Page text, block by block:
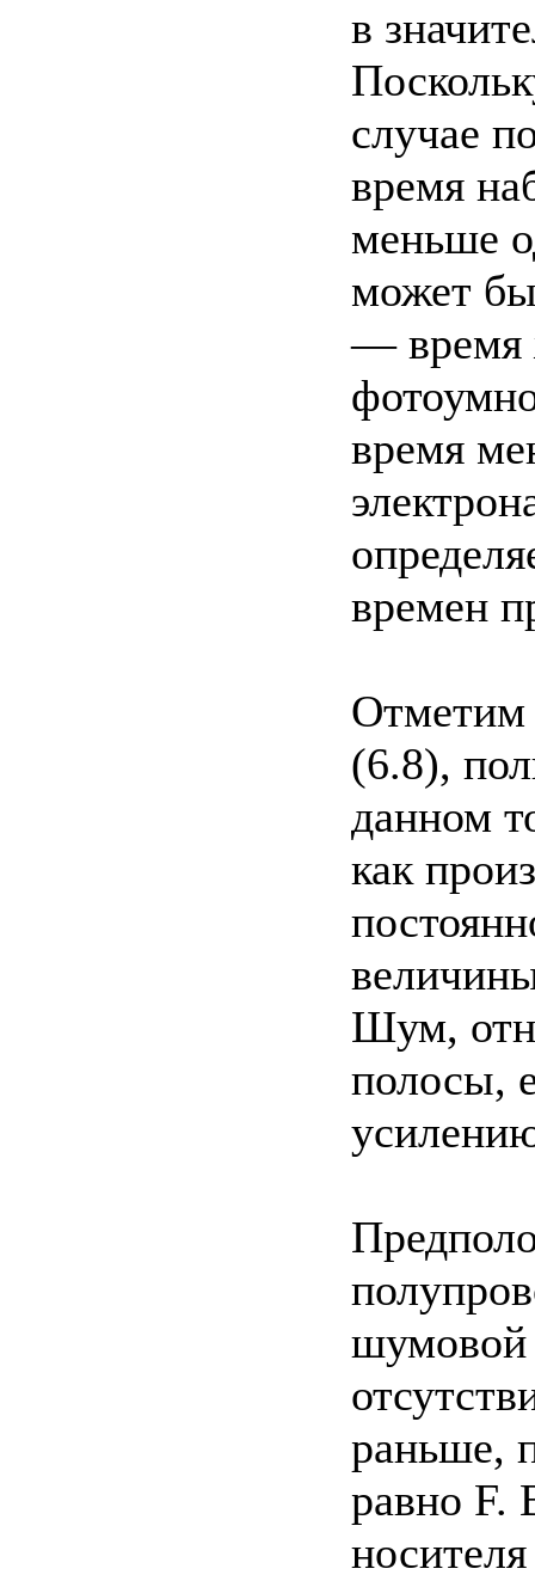
в
случае
время
меньше
может
— время
время
времен
Отметим
(6.8),
данном
как
Шум,
полосы,
шумовой
раньше,
равно F.